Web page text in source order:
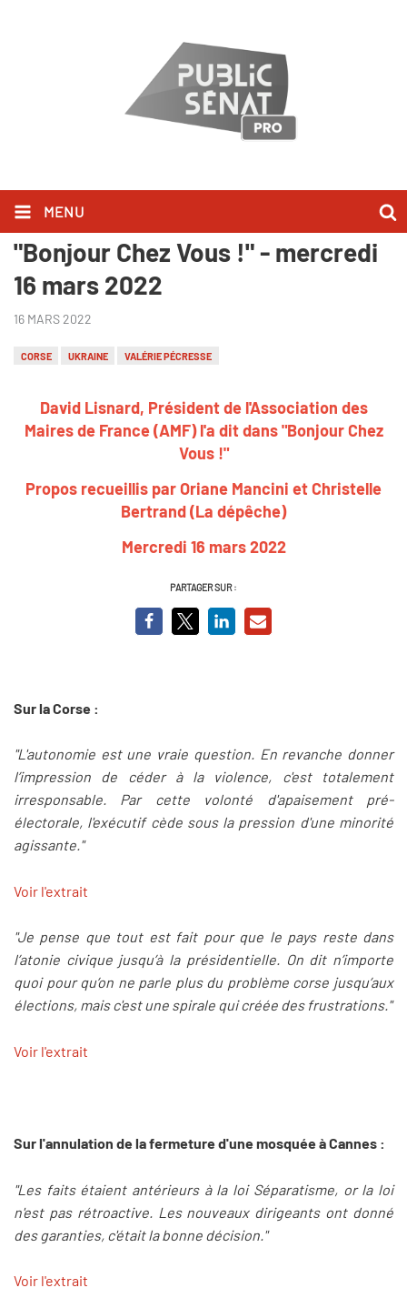
MENU
David Lisnard l'a dit dans
"Bonjour Chez Vous !" - mercredi
16 mars 2022
16 MARS 2022
CORSE UKRAINE VALÉRIE PÉCRESSE
David Lisnard, Président de l'Association des
Maires de France (AMF) l'a dit dans "Bonjour Chez
Vous !"
Propos recueillis par Oriane Mancini et Christelle
Bertrand (La dépêche)
Mercredi 16 mars 2022
PARTAGER SUR :
Sur la Corse :
"L'autonomie est une vraie question. En revanche donner
l’impression de céder à la violence, c'est totalement
irresponsable. Par cette volonté d'apaisement pré-
électorale, l'exécutif cède sous la pression d'une minorité
agissante."
Voir l'extrait
"Je pense que tout est fait pour que le pays reste dans
l’atonie civique jusqu’à la présidentielle. On dit n’importe
quoi pour qu’on ne parle plus du problème corse jusqu’aux
élections, mais c'est une spirale qui créée des frustrations."
Voir l'extrait
Sur l'annulation de la fermeture d'une mosquée à Cannes :
"Les faits étaient antérieurs à la loi Séparatisme, or la loi
n'est pas rétroactive. Les nouveaux dirigeants ont donné
des garanties, c'était la bonne décision."
Voir l'extrait